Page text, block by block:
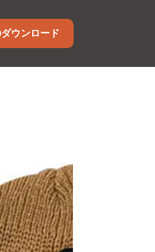
ダウンロード